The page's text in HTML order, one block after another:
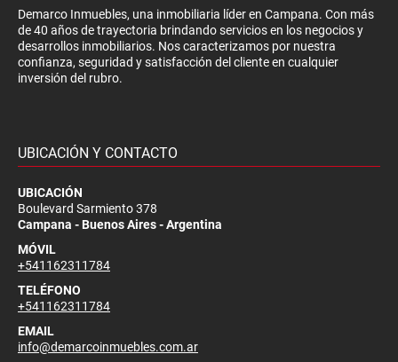
Demarco Inmuebles, una inmobiliaria líder en Campana. Con más
de 40 años de trayectoria brindando servicios en los negocios y
desarrollos inmobiliarios. Nos caracterizamos por nuestra
confianza, seguridad y satisfacción del cliente en cualquier
inversión del rubro.
UBICACIÓN Y CONTACTO
UBICACIÓN
Boulevard Sarmiento 378
Campana - Buenos Aires - Argentina
MÓVIL
+541162311784
TELÉFONO
+541162311784
EMAIL
info@demarcoinmuebles.com.ar